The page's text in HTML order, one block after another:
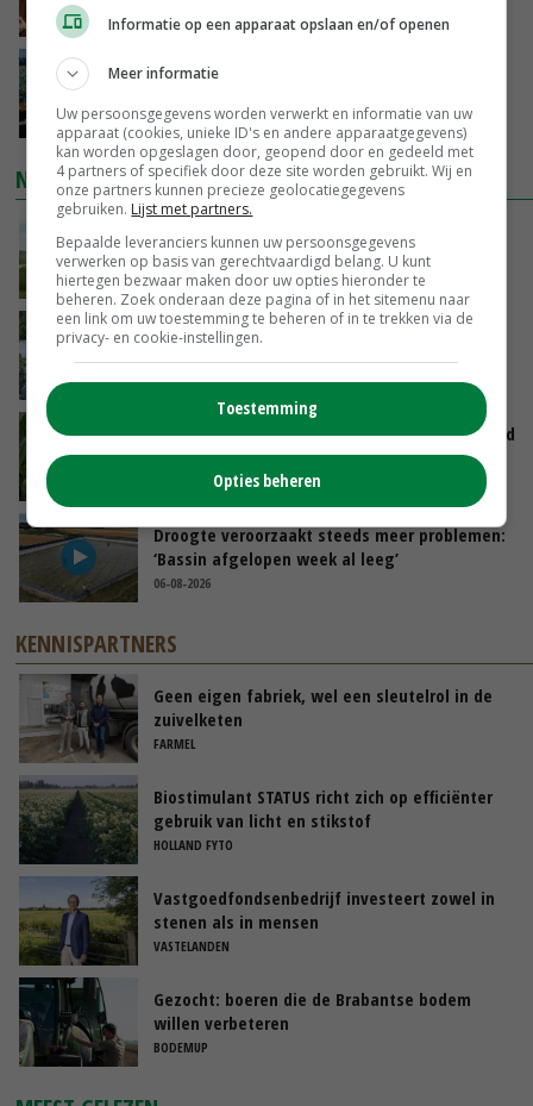
VANDAAG, 15:20
‘Cijfer jezelf niet weg en doe vooral ook waar
VANDAAG, 13:31
NIEUWSTE VIDEO'S
POAH!: John Deere 7730
VANDAAG, 10:00
Oekraïne-vlogger Kees Huizinga: ‘Bezoek van
GISTEREN, 12:00
Limburgse mais van Frijns doet het verrassend
goed
GISTEREN, 10:00
Droogte veroorzaakt steeds meer problemen:
‘Bassin afgelopen week al leeg’
06-08-2026
KENNISPARTNERS
Geen eigen fabriek, wel een sleutelrol in de
zuivelketen
FARMEL
Biostimulant STATUS richt zich op efficiënter
gebruik van licht en stikstof
HOLLAND FYTO
Vastgoedfondsenbedrijf investeert zowel in
stenen als in mensen
VASTELANDEN
Gezocht: boeren die de Brabantse bodem
willen verbeteren
BODEMUP
Informatie op een apparaat opslaan en/of openen
Meer informatie
Uw persoonsgegevens worden verwerkt en informatie van uw
apparaat (cookies, unieke ID's en andere apparaatgegevens)
kan worden opgeslagen door, geopend door en gedeeld met
4 partners of specifiek door deze site worden gebruikt. Wij en
onze partners kunnen precieze geolocatiegegevens
gebruiken. Lijst met partners.
Bepaalde leveranciers kunnen uw persoonsgegevens
verwerken op basis van gerechtvaardigd belang. U kunt
hiertegen bezwaar maken door uw opties hieronder te
beheren. Zoek onderaan deze pagina of in het sitemenu naar
een link om uw toestemming te beheren of in te trekken via de
privacy- en cookie-instellingen.
Toestemming
Opties beheren